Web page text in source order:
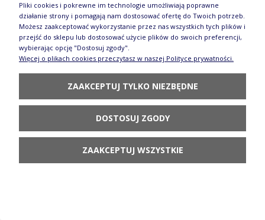
DOSTĘPNOŚCI
Kubek Ceramika Bolesławiec V 0,25 L
58,90 zł
Pliki cookies i pokrewne im technologie umożliwiają poprawne
działanie strony i pomagają nam dostosować ofertę do Twoich potrzeb.
Możesz zaakceptować wykorzystanie przez nas wszystkich tych plików i
przejść do sklepu lub dostosować użycie plików do swoich preferencji,
wybierając opcję "Dostosuj zgody".
Więcej o plikach cookies przeczytasz w naszej Polityce prywatności.
ZAAKCEPTUJ TYLKO NIEZBĘDNE
DOSTOSUJ ZGODY
ZAAKCEPTUJ WSZYSTKIE